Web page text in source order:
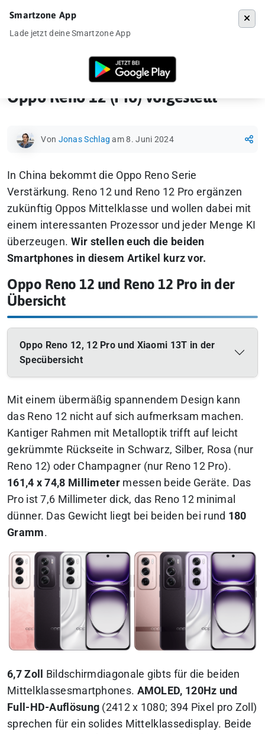
Ankündigung Oppo Reno 12 (Pro) vorgestellt
Oppo Reno 12 (Pro) vorgestellt
Von Jonas Schlag am 8. Juni 2024
In China bekommt die Oppo Reno Serie
Verstärkung. Reno 12 und Reno 12 Pro ergänzen
zukünftig Oppos Mittelklasse und wollen dabei mit
einem interessanten Prozessor und jeder Menge KI
überzeugen. Wir stellen euch die beiden
Smartphones in diesem Artikel kurz vor.
Oppo Reno 12 und Reno 12 Pro in der
Übersicht
Oppo Reno 12, 12 Pro und Xiaomi 13T in der
Specübersicht
Mit einem übermäßig spannendem Design kann
das Reno 12 nicht auf sich aufmerksam machen.
Kantiger Rahmen mit Metalloptik trifft auf leicht
gekrümmte Rückseite in Schwarz, Silber, Rosa (nur
Reno 12) oder Champagner (nur Reno 12 Pro).
161,4 x 74,8 Millimetermessen beide Geräte. Das
Pro ist 7,6 Millimeter dick, das Reno 12 minimal
dünner. Das Gewicht liegt bei beiden bei rund 180
Gramm.
6,7 Zoll
Bildschirmdiagonale gibts für die beiden
Mittelklassesmartphones. AMOLED, 120Hz und
Full-HD-Auflösung (2412 x 1080; 394 Pixel pro Zoll)
sprechen für ein solides Mittelklassedisplay. Beide
Smartzone App
Lade jetzt deine Smartzone App